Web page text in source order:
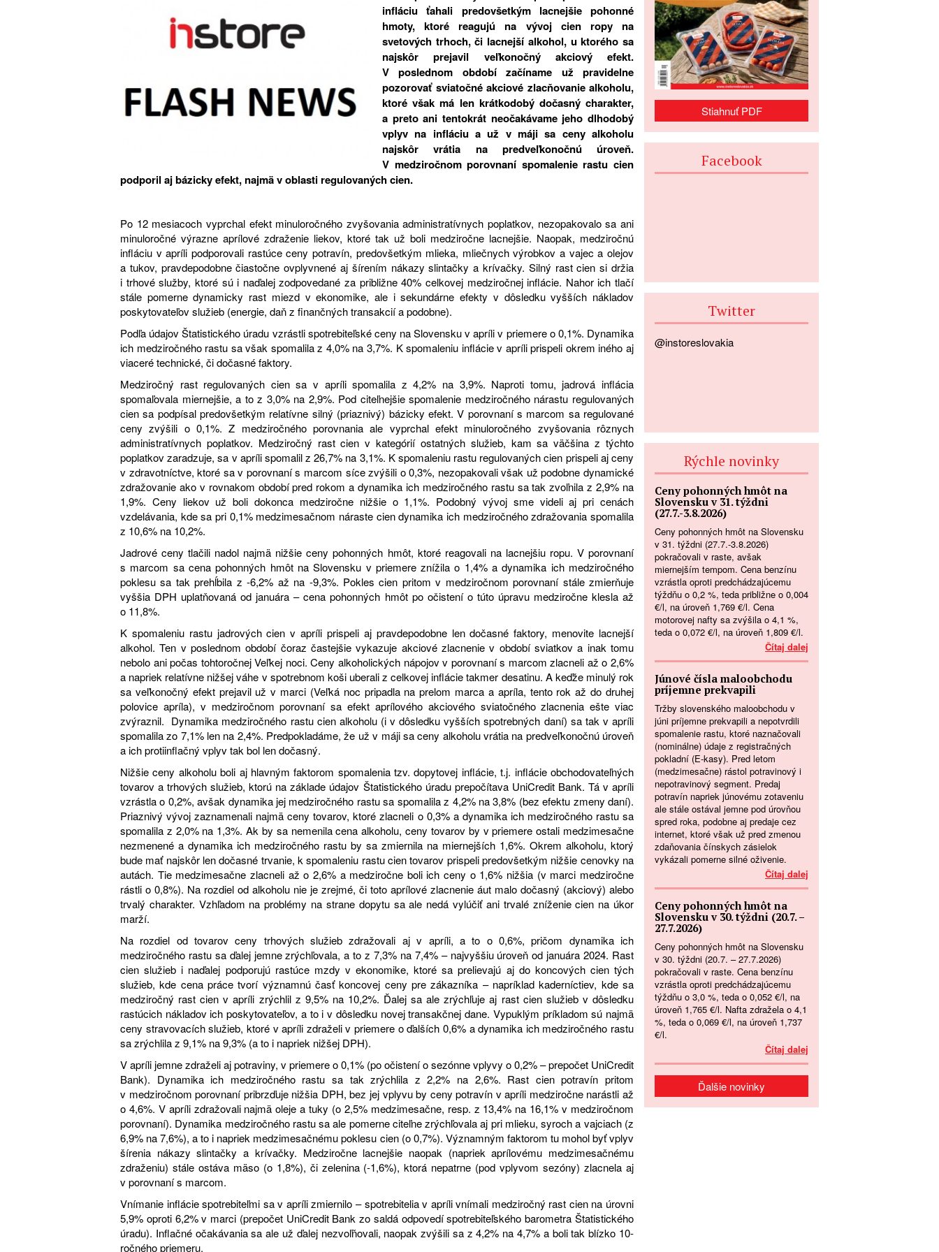
infláciu ťahali predovšetkým lacnejšie pohonné
hmoty, ktoré reagujú na vývoj cien ropy na
svetových trhoch, či lacnejší alkohol, u ktorého sa
najskôr prejavil veľkonočný akciový efekt.
V poslednom období začíname už pravidelne
pozorovať sviatočné akciové zlacňovanie alkoholu,
ktoré však má len krátkodobý dočasný charakter,
a preto ani tentokrát neočakávame jeho dlhodobý
vplyv na infláciu a už v máji sa ceny alkoholu
najskôr vrátia na predveľkonočnú úroveň.
V medziročnom porovnaní spomalenie rastu cien
podporil aj bázicky efekt, najmä v oblasti regulovaných cien.
Po 12 mesiacoch vyprchal efekt minuloročného zvyšovania administratívnych poplatkov, nezopakovalo sa ani
minuloročné výrazne aprílové zdraženie liekov, ktoré tak už boli medziročne lacnejšie. Naopak, medziročnú
infláciu v apríli podporovali rastúce ceny potravín, predovšetkým mlieka, mliečnych výrobkov a vajec a olejov
a tukov, pravdepodobne čiastočne ovplyvnené aj šírením nákazy slintačky a krívačky. Silný rast cien si držia
i trhové služby, ktoré sú i naďalej zodpovedané za približne 40% celkovej medziročnej inflácie. Nahor ich tlačí
stále pomerne dynamicky rast miezd v ekonomike, ale i sekundárne efekty v dôsledku vyšších nákladov
poskytovateľov služieb (energie, daň z finančných transakcií a podobne).
Podľa údajov Štatistického úradu vzrástli spotrebiteľské ceny na Slovensku v apríli v priemere o 0,1%. Dynamika
ich medziročného rastu sa však spomalila z 4,0% na 3,7%. K spomaleniu inflácie v apríli prispeli okrem iného aj
viaceré technické, či dočasné faktory.
Medziročný rast regulovaných cien sa v apríli spomalila z 4,2% na 3,9%. Naproti tomu, jadrová inflácia
spomaľovala miernejšie, a to z 3,0% na 2,9%. Pod citeľnejšie spomalenie medziročného nárastu regulovaných
cien sa podpísal predovšetkým relatívne silný (priaznivý) bázicky efekt. V porovnaní s marcom sa regulované
ceny zvýšili o 0,1%. Z medziročného porovnania ale vyprchal efekt minuloročného zvyšovania rôznych
administratívnych poplatkov. Medziročný rast cien v kategórií ostatných služieb, kam sa väčšina z týchto
poplatkov zaradzuje, sa v apríli spomalil z 26,7% na 3,1%. K spomaleniu rastu regulovaných cien prispeli aj ceny
v zdravotníctve, ktoré sa v porovnaní s marcom síce zvýšili o 0,3%, nezopakovali však už podobne dynamické
zdražovanie ako v rovnakom období pred rokom a dynamika ich medziročného rastu sa tak zvoľnila z 2,9% na
1,9%. Ceny liekov už boli dokonca medziročne nižšie o 1,1%. Podobný vývoj sme videli aj pri cenách
vzdelávania, kde sa pri 0,1% medzimesačnom náraste cien dynamika ich medziročného zdražovania spomalila
z 10,6% na 10,2%.
Jadrové ceny tlačili nadol najmä nižšie ceny pohonných hmôt, ktoré reagovali na lacnejšiu ropu. V porovnaní
s marcom sa cena pohonných hmôt na Slovensku v priemere znížila o 1,4% a dynamika ich medziročného
poklesu sa tak prehĺbila z -6,2% až na -9,3%. Pokles cien pritom v medziročnom porovnaní stále zmierňuje
vyššia DPH uplatňovaná od januára – cena pohonných hmôt po očistení o túto úpravu medziročne klesla až
o 11,8%.
K spomaleniu rastu jadrových cien v apríli prispeli aj pravdepodobne len dočasné faktory, menovite lacnejší
alkohol. Ten v poslednom období čoraz častejšie vykazuje akciové zlacnenie v období sviatkov a inak tomu
nebolo ani počas tohtoročnej Veľkej noci. Ceny alkoholických nápojov v porovnaní s marcom zlacneli až o 2,6%
a napriek relatívne nižšej váhe v spotrebnom koši uberali z celkovej inflácie takmer desatinu. A keďže minulý rok
sa veľkonočný efekt prejavil už v marci (Veľká noc pripadla na prelom marca a apríla, tento rok až do druhej
polovice apríla), v medziročnom porovnaní sa efekt aprílového akciového sviatočného zlacnenia ešte viac
zvýraznil. Dynamika medziročného rastu cien alkoholu (i v dôsledku vyšších spotrebných daní) sa tak v apríli
spomalila zo 7,1% len na 2,4%. Predpokladáme, že už v máji sa ceny alkoholu vrátia na predveľkonočnú úroveň
a ich protiinflačný vplyv tak bol len dočasný.
Nižšie ceny alkoholu boli aj hlavným faktorom spomalenia tzv. dopytovej inflácie, t.j. inflácie obchodovateľných
tovarov a trhových služieb, ktorú na základe údajov Štatistického úradu prepočítava UniCredit Bank. Tá v apríli
vzrástla o 0,2%, avšak dynamika jej medziročného rastu sa spomalila z 4,2% na 3,8% (bez efektu zmeny daní).
Priaznivý vývoj zaznamenali najmä ceny tovarov, ktoré zlacneli o 0,3% a dynamika ich medziročného rastu sa
spomalila z 2,0% na 1,3%. Ak by sa nemenila cena alkoholu, ceny tovarov by v priemere ostali medzimesačne
nezmenené a dynamika ich medziročného rastu by sa zmiernila na miernejších 1,6%. Okrem alkoholu, ktorý
bude mať najskôr len dočasné trvanie, k spomaleniu rastu cien tovarov prispeli predovšetkým nižšie cenovky na
autách. Tie medzimesačne zlacneli až o 2,6% a medziročne boli ich ceny o 1,6% nižšia (v marci medziročne
rástli o 0,8%). Na rozdiel od alkoholu nie je zrejmé, či toto aprílové zlacnenie áut malo dočasný (akciový) alebo
trvalý charakter. Vzhľadom na problémy na strane dopytu sa ale nedá vylúčiť ani trvalé zníženie cien na úkor
marží.
Na rozdiel od tovarov ceny trhových služieb zdražovali aj v apríli, a to o 0,6%, pričom dynamika ich
medziročného rastu sa ďalej jemne zrýchľovala, a to z 7,3% na 7,4% – najvyššiu úroveň od januára 2024. Rast
cien služieb i naďalej podporujú rastúce mzdy v ekonomike, ktoré sa prelievajú aj do koncových cien tých
služieb, kde cena práce tvorí významnú časť koncovej ceny pre zákazníka – napríklad kaderníctiev, kde sa
medziročný rast cien v apríli zrýchlil z 9,5% na 10,2%. Ďalej sa ale zrýchľuje aj rast cien služieb v dôsledku
rastúcich nákladov ich poskytovateľov, a to i v dôsledku novej transakčnej dane. Vypuklým príkladom sú najmä
ceny stravovacích služieb, ktoré v apríli zdraželi v priemere o ďalších 0,6% a dynamika ich medziročného rastu
sa zrýchlila z 9,1% na 9,3% (a to i napriek nižšej DPH).
V apríli jemne zdraželi aj potraviny, v priemere o 0,1% (po očistení o sezónne vplyvy o 0,2% – prepočet UniCredit
Bank). Dynamika ich medziročného rastu sa tak zrýchlila z 2,2% na 2,6%. Rast cien potravín pritom
v medziročnom porovnaní pribrzďuje nižšia DPH, bez jej vplyvu by ceny potravín v apríli medziročne narástli až
o 4,6%. V apríli zdražovali najmä oleje a tuky (o 2,5% medzimesačne, resp. z 13,4% na 16,1% v medziročnom
porovnaní). Dynamika medziročného rastu sa ale pomerne citeľne zrýchľovala aj pri mlieku, syroch a vajciach (z
6,9% na 7,6%), a to i napriek medzimesačnému poklesu cien (o 0,7%). Významným faktorom tu mohol byť vplyv
šírenia nákazy slintačky a krívačky. Medziročne lacnejšie naopak (napriek aprílovému medzimesačnému
zdraženiu) stále ostáva mäso (o 1,8%), či zelenina (-1,6%), ktorá nepatrne (pod vplyvom sezóny) zlacnela aj
v porovnaní s marcom.
Vnímanie inflácie spotrebiteľmi sa v apríli zmiernilo – spotrebitelia v apríli vnímali medziročný rast cien na úrovni
5,9% oproti 6,2% v marci (prepočet UniCredit Bank zo saldá odpovedí spotrebiteľského barometra Štatistického
úradu). Inflačné očakávania sa ale už ďalej nezvoľňovali, naopak zvýšili sa z 4,2% na 4,7% a boli tak blízko 10-
ročného priemeru.
Stiahnuť PDF
Facebook
Twitter
@instoreslovakia
Rýchle novinky
Ceny pohonných hmôt na
Slovensku v 31. týždni
(27.7.-3.8.2026)
Ceny pohonných hmôt na Slovensku
v 31. týždni (27.7.-3.8.2026)
pokračovali v raste, avšak
miernejším tempom. Cena benzínu
vzrástla oproti predchádzajúcemu
týždňu o 0,2 %, teda približne o 0,004
€/l, na úroveň 1,769 €/l. Cena
motorovej nafty sa zvýšila o 4,1 %,
teda o 0,072 €/l, na úroveň 1,809 €/l.
Čítaj dalej
Júnové čísla maloobchodu
príjemne prekvapili
Tržby slovenského maloobchodu v
júni príjemne prekvapili a nepotvrdili
spomalenie rastu, ktoré naznačovali
(nominálne) údaje z registračných
pokladní (E-kasy). Pred letom
(medzimesačne) rástol potravinový i
nepotravinový segment. Predaj
potravín napriek júnovému zotaveniu
ale stále ostával jemne pod úrovňou
spred roka, podobne aj predaje cez
internet, ktoré však už pred zmenou
zdaňovania čínskych zásielok
vykázali pomerne silné oživenie.
Čítaj dalej
Ceny pohonných hmôt na
Slovensku v 30. týždni (20.7. –
27.7.2026)
Ceny pohonných hmôt na Slovensku
v 30. týždni (20.7. – 27.7.2026)
pokračovali v raste. Cena benzínu
vzrástla oproti predchádzajúcemu
týždňu o 3,0 %, teda o 0,052 €/l, na
úroveň 1,765 €/l. Nafta zdražela o 4,1
%, teda o 0,069 €/l, na úroveň 1,737
€/l.
Čítaj dalej
Ďalšie novinky